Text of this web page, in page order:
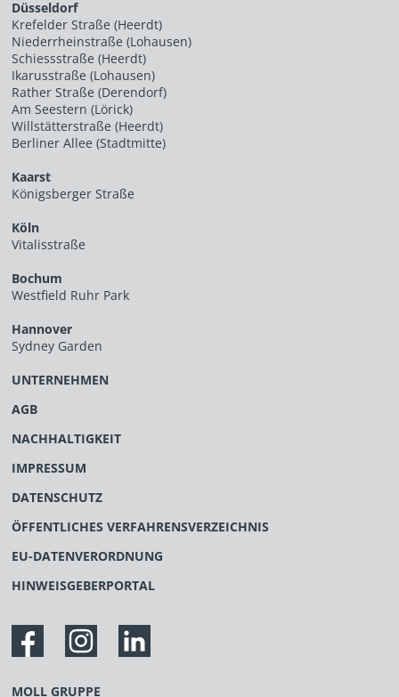
Düsseldorf
Krefelder Straße (Heerdt)
Niederrheinstraße (Lohausen)
Schiessstraße (Heerdt)
Ikarusstraße (Lohausen)
Rather Straße (Derendorf)
Am Seestern (Lörick)
Willstätterstraße (Heerdt)
Berliner Allee (Stadtmitte)
Kaarst
Königsberger Straße
Köln
Vitalisstraße
Bochum
Westfield Ruhr Park
Hannover
Sydney Garden
UNTERNEHMEN
AGB
NACHHALTIGKEIT
IMPRESSUM
DATENSCHUTZ
ÖFFENTLICHES VERFAHRENSVERZEICHNIS
EU-DATENVERORDNUNG
HINWEISGEBERPORTAL
MOLL GRUPPE